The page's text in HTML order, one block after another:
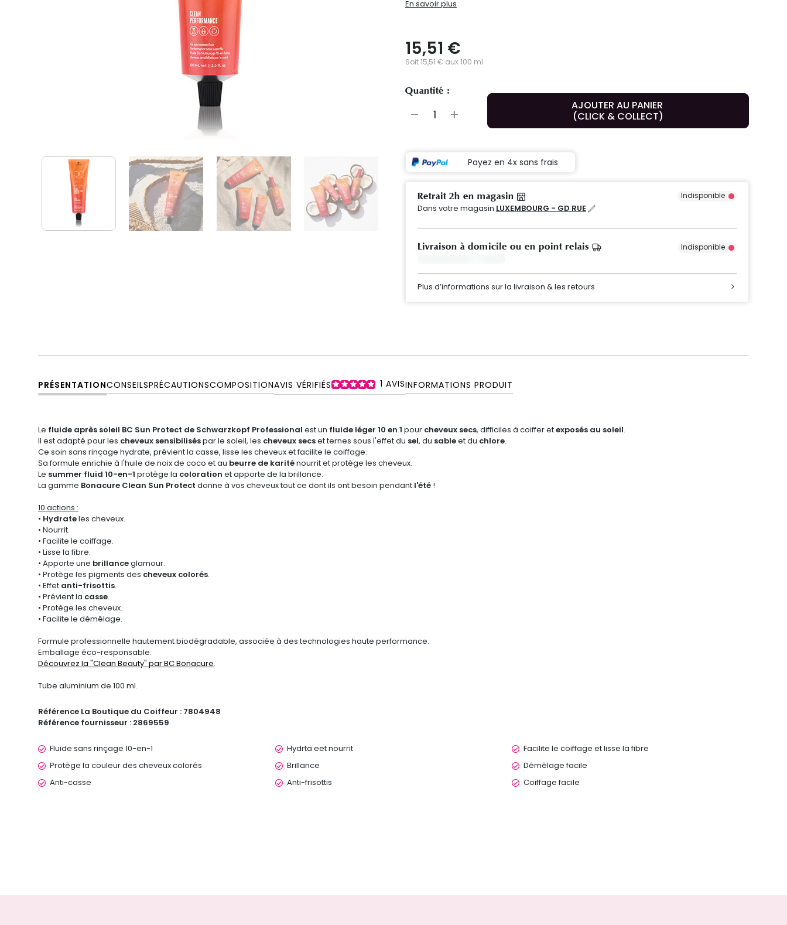
En savoir plus
15,51 €
Soit 15,51 € aux 100 ml
Quantité :
AJOUTER AU PANIER
(CLICK & COLLECT)
Payez en 4x sans frais
Retrait 2h en magasin Indisponible
Dans votre magasin LUXEMBOURG - GD RUE
Livraison à domicile ou en point relais Indisponible
Plus d’informations sur la livraison & les retours
PRÉSENTATIONCONSEILSPRÉCAUTIONSCOMPOSITIONAVIS VÉRIFIÉS 1 AVISINFORMATIONS PRODUIT
Le fluide après soleil BC Sun Protect de Schwarzkopf Professional est un fluide léger 10 en 1 pour cheveux secs, difficiles à coiffer etexposés au soleil.
Il est adapté pour les cheveux sensibiliséspar le soleil, les cheveux secset ternes sous l'effet du sel, du sableet du chlore.
Ce soin sans rinçage hydrate, prévient la casse, lisse les cheveux et facilite le coiffage.
Sa formule enrichie à l'huile de noix de coco et au beurre de kariténourrit et protège les cheveux.
Le summer fluid 10-en-1 protège la coloration et apporte de la brillance.
La gamme Bonacure Clean Sun Protect donne à vos cheveux tout ce dont ils ont besoin pendant l'été !
10 actions :
• Hydrateles cheveux.
• Nourrit.
• Facilite le coiffage.
• Lisse la fibre.
• Apporte une brillanceglamour.
• Protège les pigments des cheveux colorés.
• Effet anti-frisottis.
• Prévient la casse.
• Protège les cheveux.
• Facilite le démêlage.
Formule professionnelle hautement biodégradable, associée à des technologies haute performance.
Emballage éco-responsable.
Découvrez la "Clean Beauty" par BC Bonacure.
Tube aluminium de 100 ml.
Référence La Boutique du Coiffeur : 7804948
Référence fournisseur : 2869559
Fluide sans rinçage 10-en-1 Hydrta eet nourrit
Facilite le coiffage et lisse la fibre
Protège la couleur des cheveux colorés
Brillance
Démêlage facile
Anti-casse
Anti-frisottis Coiffage facile